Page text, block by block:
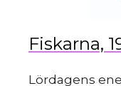
Fiskarna,
Lördagens